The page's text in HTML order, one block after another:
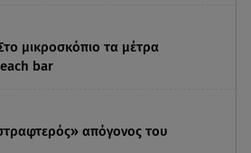
μικροσκόπιο τα μέτρα
bar
απόγονος του